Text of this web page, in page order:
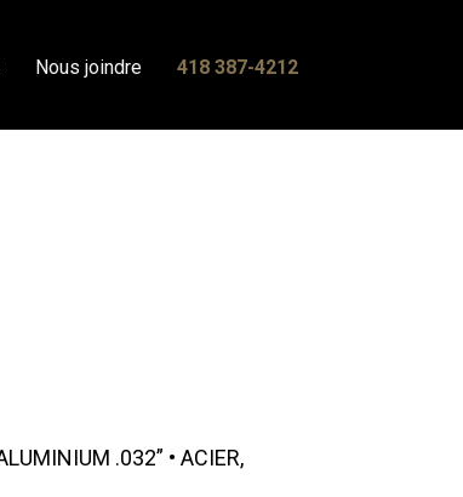
Nous joindre 418 387-4212
.032” • ACIER,